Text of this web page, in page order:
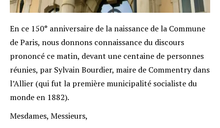
En ce 150° anniversaire de la naissance de la Commune
de Paris, nous donnons connaissance du discours
prononcé ce matin, devant une centaine de personnes
réunies, par Sylvain Bourdier, maire de Commentry dans
l’Allier (qui fut la première municipalité socialiste du
monde en 1882).
Mesdames, Messieurs,